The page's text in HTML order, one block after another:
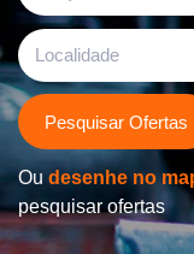
Localidade
Pesquisar Ofertas
Ou desenhe no
pesquisar ofertas